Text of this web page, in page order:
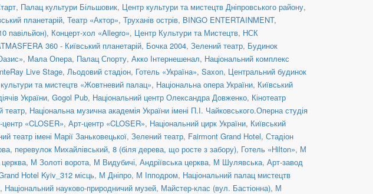
, Палац культури Більшовик, Центр культури та мистецтв Дніпровського району,
планетарій, Театр «Актор», Труханів острів, BINGO ENTERTAINMENT,
павільйон), Концерт-хол «Allegro», Центр Культури та Мистецтв, НСК
360 - Київський планетарій, Бочка 2004, Зелений театр, Будинок
, Мала Опера, Палац Спорту, Акко Інтернешенал, Національний комплекс
Live Stage, Льодовий стадіон, Готель «Україна», Saxon, Центральний будинок
та мистецтв «Жовтневий палац», Національна опера України, Київський
України, Gogol Pub, Національний центр Олександра Довженко, Кінотеатр
театр, Національна музична академія України імені П.І. Чайковського.Оперна студія
центр «CLOSER», Арт-центр «CLOSER», Національний цирк України, Київський
театр імені Марії Заньковецької, Зелений театр, Fairmont Grand Hotel, Стадіон
, перевулок Михайлівський, 8 (біля дерева, що росте з забору), Готель «Hilton», М
, М Золоті ворота, М Видубичі, Андріївська церква, М Шулявська, Арт-завод
Hotel Kyiv_312 місць, М Дніпро, М Іпподром, Національний палац мистецтв
, Національний науково-природничий музей, Майстер-клас (вул. Бастіонна), М